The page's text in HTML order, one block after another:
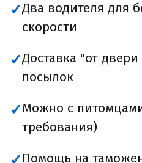
✓Два водителя для
скорости
✓Доставка "от
посылок
✓Можно с
требования)
Помощь на